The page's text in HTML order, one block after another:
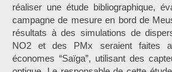
réaliser une étude bibliographique,
campagne de mesure en bord de
résultats à des simulations de
NO2 et des PMx seraient faites
économes “Saïga”, utilisant des